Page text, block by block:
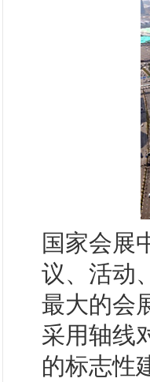
国家会展
议、活动
最大的会
采用轴线
的标志性